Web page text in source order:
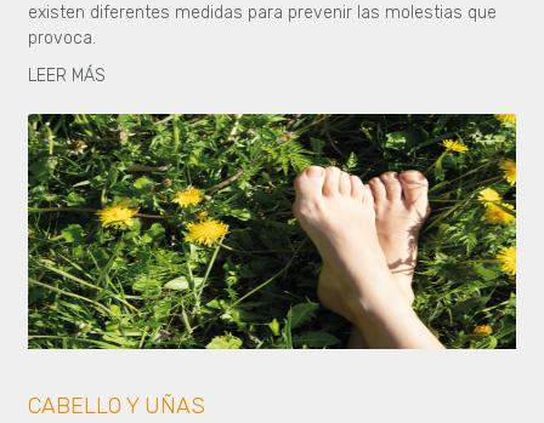
existen diferentes medidas para prevenir las molestias que
provoca.
LEER MÁS
CABELLO Y UÑAS